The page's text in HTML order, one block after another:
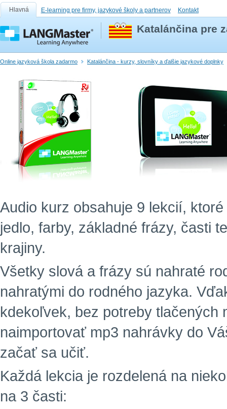
Hlavná E-learning pre firmy, jazykové školy a partnerov Kontakt
Katalánčina pre
Online jazyková škola zadarmo Katalánčina - kurzy, slovníky a ďalšie jazykové doplnky
Audio kurz obsahuje 9 lekcií,
jedlo, farby, základné frázy, časti
krajiny.
Všetky slová a frázy sú nahraté
nahratými do rodného jazyka.
kdekoľvek, bez potreby tlačených
naimportovať mp3 nahrávky do
začať sa učiť.
Každá lekcia je rozdelená na
na 3 časti: